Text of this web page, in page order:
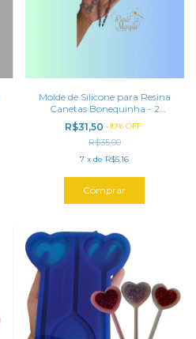
Molde de Silicone para Resina
Canetas Bonequinha - 2
cavidades (14,8 cm)(largura:
3,8cm)
R$31,50 -10% OFF
R$35,00
7 xde R$5,16